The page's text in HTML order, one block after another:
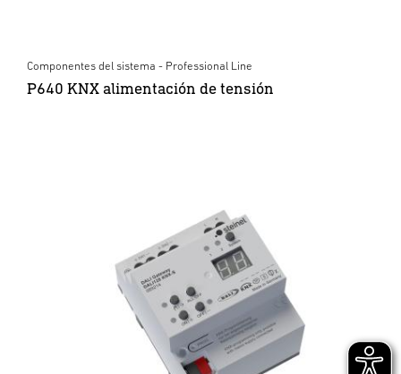
Componentes del sistema - Professional Line
P640 KNX alimentación de tensión